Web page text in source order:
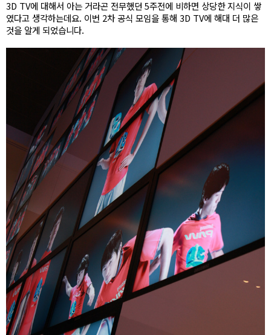
3D TV에 대해서 아는 거라곤 전무했던 5주전에 비하면 상당한 지식이 쌓
였다고 생각하는데요. 이번 2차 공식 모임을 통해 3D TV에 해대 더 많은
것을 알게 되었습니다.